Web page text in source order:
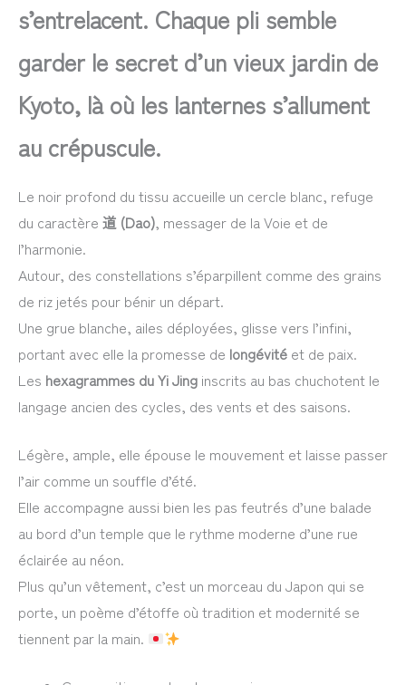
s’entrelacent. Chaque pli semble
garder le secret d’un vieux jardin de
Kyoto, là où les lanternes s’allument
au crépuscule.
Le noir profond du tissu accueille un cercle blanc, refuge
du caractère 道 (Dao), messager de la Voie et de
l’harmonie.
Autour, des constellations s’éparpillent comme des grains
de riz jetés pour bénir un départ.
Une grue blanche, ailes déployées, glisse vers l’infini,
portant avec elle la promesse de longévité et de paix.
Les hexagrammes du Yi Jing inscrits au bas chuchotent le
langage ancien des cycles, des vents et des saisons.
Légère, ample, elle épouse le mouvement et laisse passer
l’air comme un souffle d’été.
Elle accompagne aussi bien les pas feutrés d’une balade
au bord d’un temple que le rythme moderne d’une rue
éclairée au néon.
Plus qu’un vêtement, c’est un morceau du Japon qui se
porte, un poème d’étoffe où tradition et modernité se
tiennent par la main.